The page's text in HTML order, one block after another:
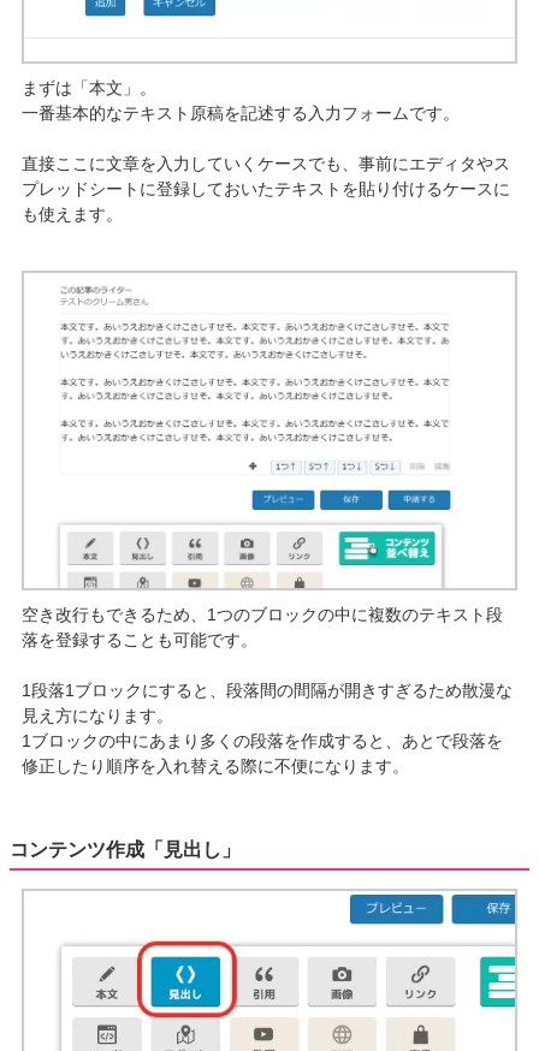
まずは「本文」。
一番基本的なテキスト原稿を記述する入力フォームです。
直接ここに文章を入力していくケースでも、事前にエディタやス
プレッドシートに登録しておいたテキストを貼り付けるケースに
も使えます。
空き改行もできるため、1つのブロックの中に複数のテキスト段
落を登録することも可能です。
1段落1ブロックにすると、段落間の間隔が開きすぎるため散漫な
見え方になります。
1ブロックの中にあまり多くの段落を作成すると、あとで段落を
修正したり順序を入れ替える際に不便になります。
コンテンツ作成「見出し」